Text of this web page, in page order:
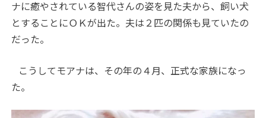
ナに癒やされている智代さんの姿を見た夫から、飼い犬
とすることにＯＫが出た。夫は２匹の関係も見ていたの
だった。
こうしてモアナは、その年の４月、正式な家族になっ
た。